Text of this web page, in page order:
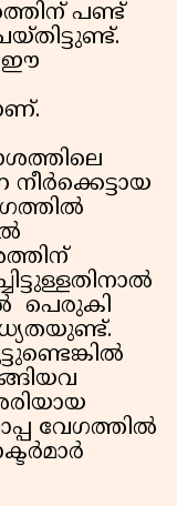
പണ്ട്
ഈ
പെരുകി
വേഗത്തിൽ